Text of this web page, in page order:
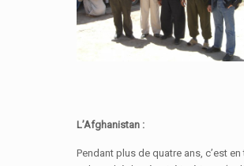
L’Afghanistan :
Pendant plus de quatre ans, c’est en